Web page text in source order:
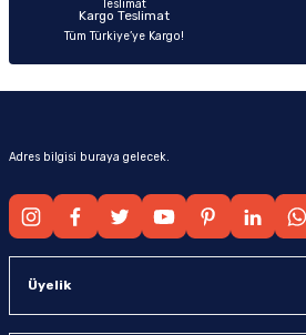
Kargo Teslimat
Tüm Türkiye’ye Kargo!
Adres bilgisi buraya gelecek.
Üyelik